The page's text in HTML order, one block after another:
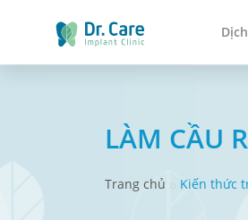
LÀM CẦU
Trang chủ Kiến thức